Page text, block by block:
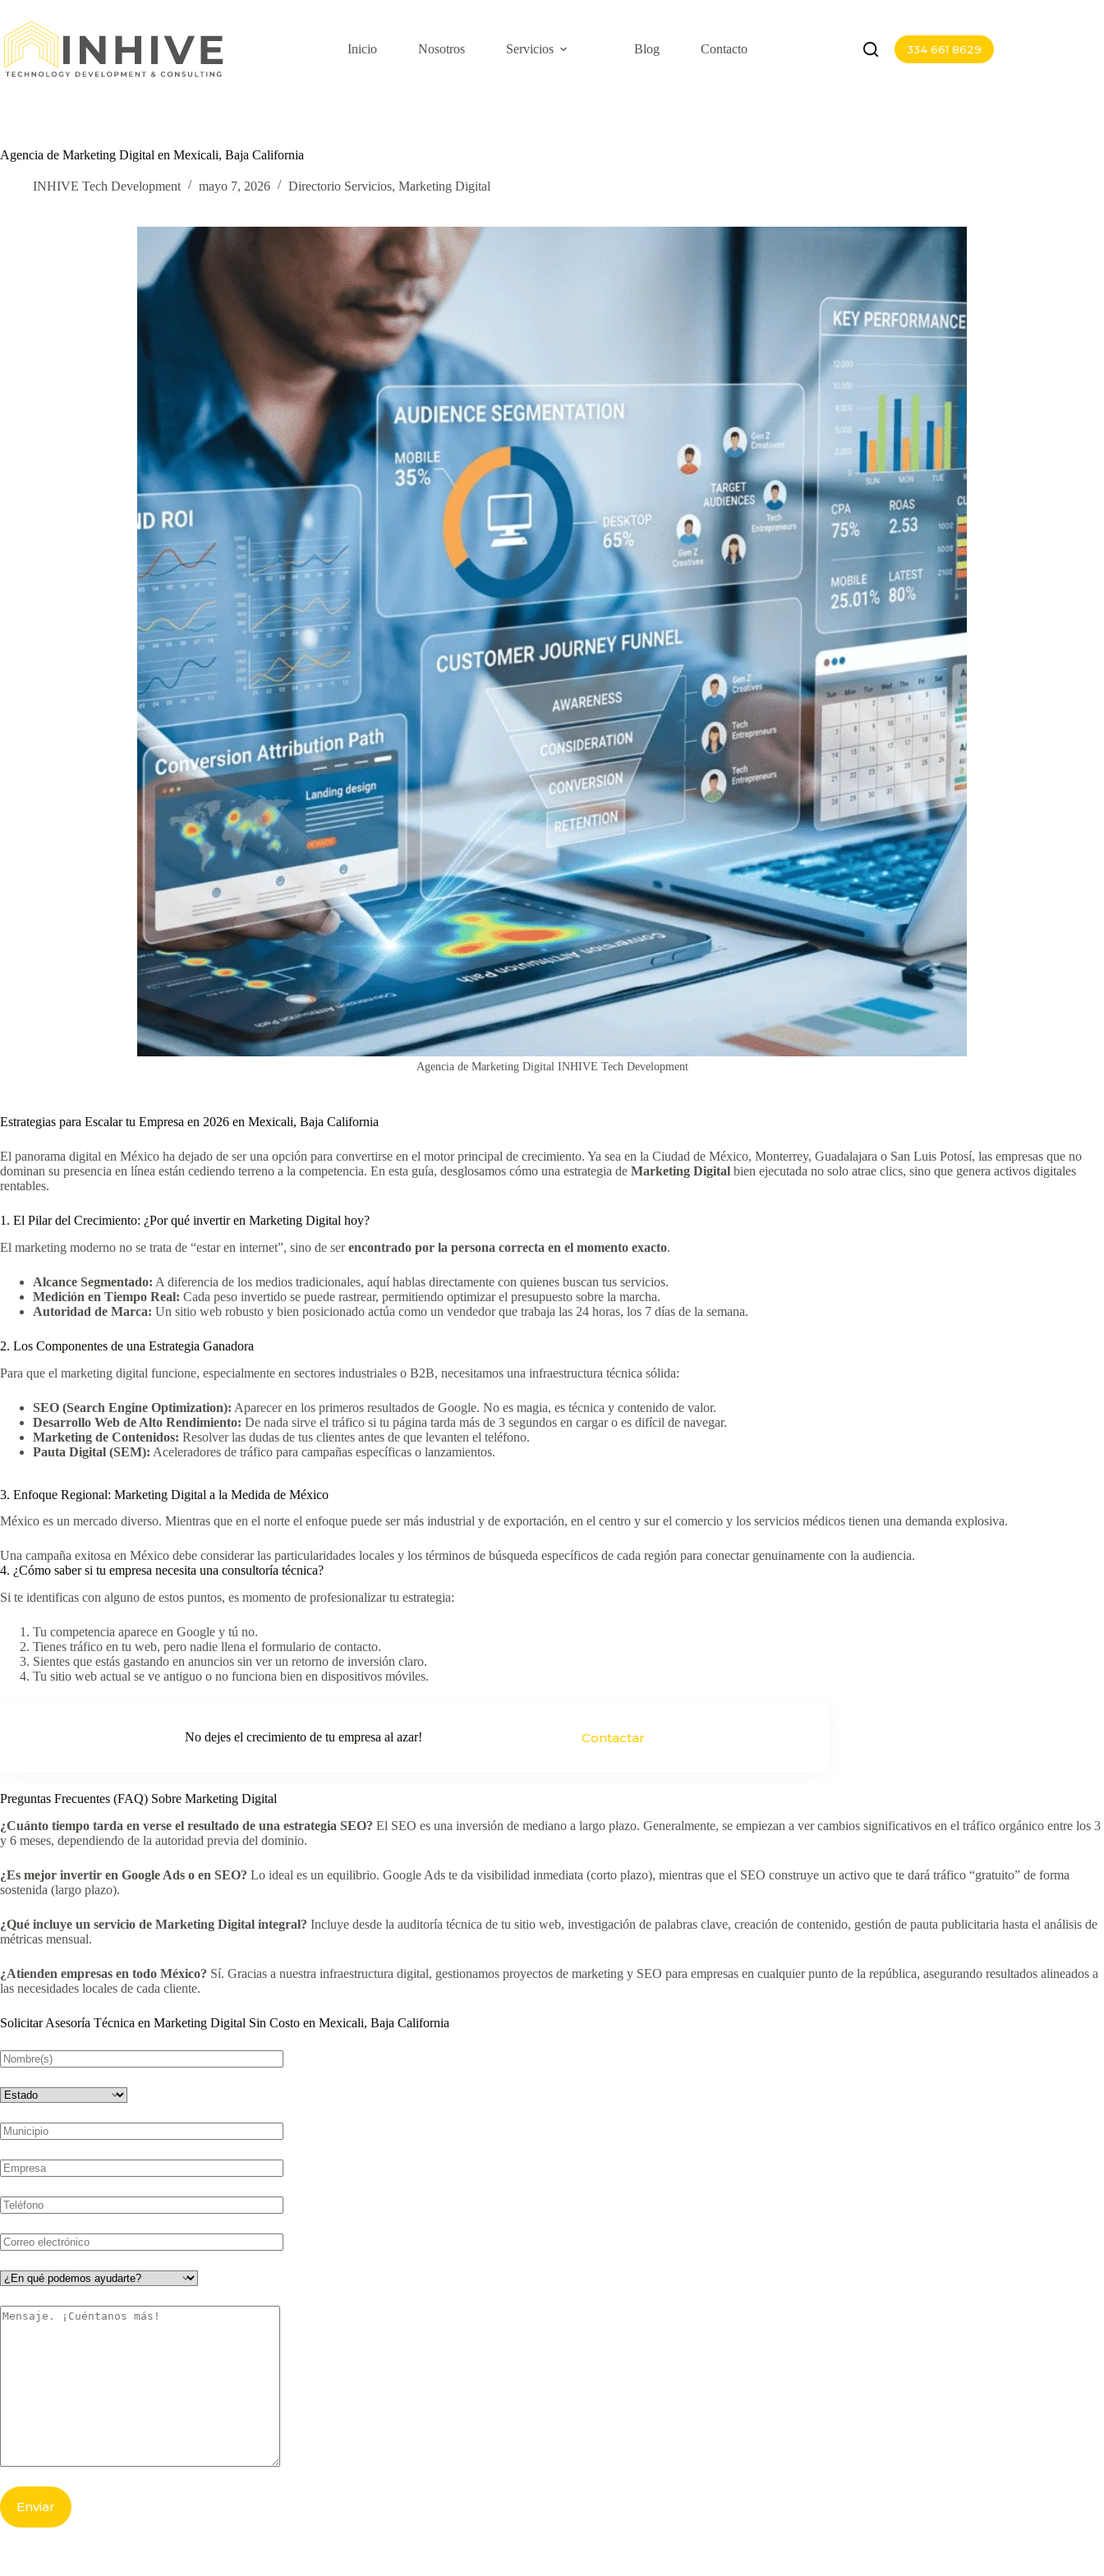
contenido
Inicio
Nosotros Servicios Blog Contacto 334 661 8629
Agencia de Marketing Digital en Mexicali, Baja California
INHIVE Tech Development mayo 7, 2026 Directorio Servicios, Marketing Digital
Agencia de Marketing Digital INHIVE Tech Development
Estrategias para Escalar tu Empresa en 2026 en Mexicali, Baja California
El panorama digital en México ha dejado de ser una opción para convertirse en el motor principal de crecimiento. Ya sea en la Ciudad de México, Monterrey, Guadalajara o San Luis Potosí, las empresas que no
dominan su presencia en línea están cediendo terreno a la competencia. En esta guía, desglosamos cómo una estrategia de Marketing Digital bien ejecutada no solo atrae clics, sino que genera activos digitales
rentables.
1. El Pilar del Crecimiento: ¿Por qué invertir en Marketing Digital hoy?
El marketing moderno no se trata de “estar en internet”, sino de serencontrado por la persona correcta en el momento exacto.
Alcance Segmentado: A diferencia de los medios tradicionales, aquí hablas directamente con quienes buscan tus servicios.
Medición en Tiempo Real: Cada peso invertido se puede rastrear, permitiendo optimizar el presupuesto sobre la marcha.
Autoridad de Marca: Un sitio web robusto y bien posicionado actúa como un vendedor que trabaja las 24 horas, los 7 días de la semana.
2. Los Componentes de una Estrategia Ganadora
Para que el marketing digital funcione, especialmente en sectores industriales o B2B, necesitamos una infraestructura técnica sólida:
SEO (Search Engine Optimization): Aparecer en los primeros resultados de Google. No es magia, es técnica y contenido de valor.
Desarrollo Web de Alto Rendimiento: De nada sirve el tráfico si tu página tarda más de 3 segundos en cargar o es difícil de navegar.
Marketing de Contenidos: Resolver las dudas de tus clientes antes de que levanten el teléfono.
Pauta Digital (SEM): Aceleradores de tráfico para campañas específicas o lanzamientos.
3. Enfoque Regional: Marketing Digital a la Medida de México
México es un mercado diverso. Mientras que en el norte el enfoque puede ser más industrial y de exportación, en el centro y sur el comercio y los servicios médicos tienen una demanda explosiva.
Una campaña exitosa en México debe considerar las particularidades locales y los términos de búsqueda específicos de cada región para conectar genuinamente con la audiencia.
4. ¿Cómo saber si tu empresa necesita una consultoría técnica?
Si te identificas con alguno de estos puntos, es momento de profesionalizar tu estrategia:
Tu competencia aparece en Google y tú no.
Tienes tráfico en tu web, pero nadie llena el formulario de contacto.
Sientes que estás gastando en anuncios sin ver un retorno de inversión claro.
Tu sitio web actual se ve antiguo o no funciona bien en dispositivos móviles.
No dejes el crecimiento de tu empresa al azar! Contactar
Preguntas Frecuentes (FAQ) Sobre Marketing Digital
¿Cuánto tiempo tarda en verse el resultado de una estrategia SEO? El SEO es una inversión de mediano a largo plazo. Generalmente, se empiezan a ver cambios significativos en el tráfico orgánico entre los 3
y 6 meses, dependiendo de la autoridad previa del dominio.
¿Es mejor invertir en Google Ads o en SEO? Lo ideal es un equilibrio. Google Ads te da visibilidad inmediata (corto plazo), mientras que el SEO construye un activo que te dará tráfico “gratuito” de forma
sostenida (largo plazo).
¿Qué incluye un servicio de Marketing Digital integral? Incluye desde la auditoría técnica de tu sitio web, investigación de palabras clave, creación de contenido, gestión de pauta publicitaria hasta el análisis de
métricas mensual.
¿Atienden empresas en todo México? Sí. Gracias a nuestra infraestructura digital, gestionamos proyectos de marketing y SEO para empresas en cualquier punto de la república, asegurando resultados alineados a
las necesidades locales de cada cliente.
Solicitar Asesoría Técnica en Marketing Digital Sin Costo en Mexicali, Baja California